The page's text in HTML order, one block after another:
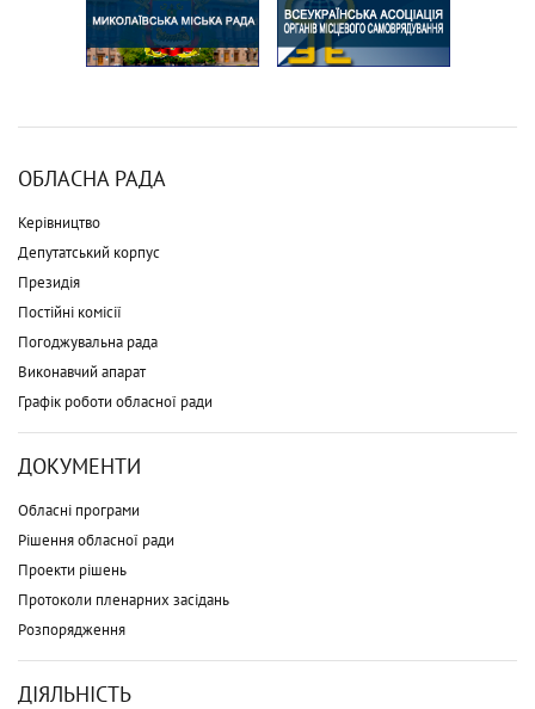
ОБЛАСНА РАДА
Керівництво
Депутатський корпус
Президія
Постійні комісії
Погоджувальна рада
Виконавчий апарат
Графік роботи обласної ради
ДОКУМЕНТИ
Обласні програми
Рішення обласної ради
Проекти рішень
Протоколи пленарних засідань
Розпорядження
ДІЯЛЬНІСТЬ